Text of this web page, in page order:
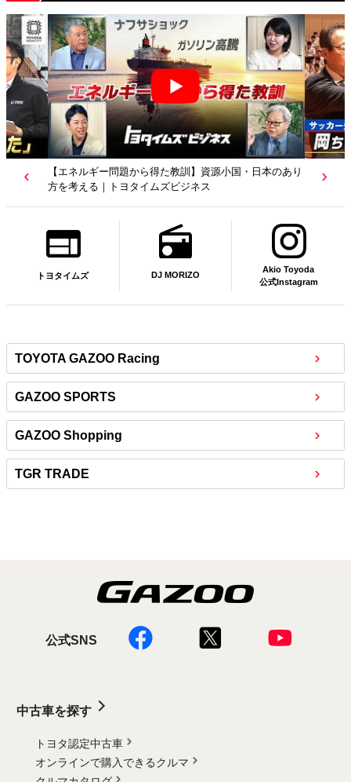
【若者たちへ】岡田武史さんが“特別授業”で語ったこと
｜サッカー日本代表元監督｜トヨタイムズニュース
トヨタイムズ DJ MORIZO
Akio Toyoda
公式Instagram
TOYOTA GAZOO Racing
GAZOO SPORTS
GAZOO Shopping
TGR TRADE
公式SNS
中古車を探す
トヨタ認定中古車
オンラインで購入できるクルマ